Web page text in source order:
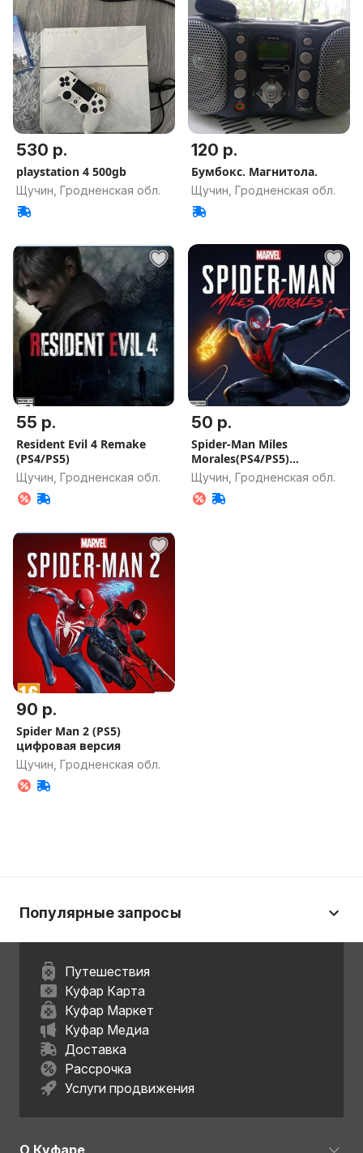
530 р.
playstation 4 500gb
Щучин, Гродненская обл.
120 р.
Бумбокс. Магнитола.
Щучин, Гродненская обл.
55 р.
Resident Evil 4 Remake
(PS4/PS5)
Щучин, Гродненская обл.
50 р.
Spider-Man Miles
Morales(PS4/PS5)
цифровая версия
Щучин, Гродненская обл.
90 р.
Spider Man 2 (PS5)
цифровая версия
Щучин, Гродненская обл.
Популярные запросы
Путешествия
Куфар Карта
Куфар Маркет
Куфар Медиа
Доставка
Рассрочка
Услуги продвижения
О Куфаре